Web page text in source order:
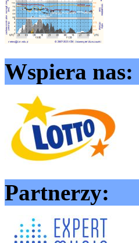
Wspiera nas:
Partnerzy: